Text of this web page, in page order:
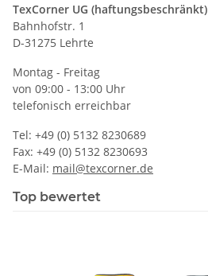
TexCorner UG (haftungsbeschränkt)
Bahnhofstr. 1
D-31275 Lehrte
Montag - Freitag
von 09:00 - 13:00 Uhr
telefonisch erreichbar
Tel: +49 (0) 5132 8230689
Fax: +49 (0) 5132 8230693
E-Mail: mail@texcorner.de
Top bewertet